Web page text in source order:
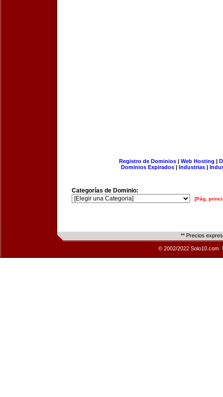
Registro de Dominios| Web Hosting |
Dominios Expirados | Industrias |
Categorías de Dominio:
[Pág.
** Precios
© 2002/2022 Solo10.com